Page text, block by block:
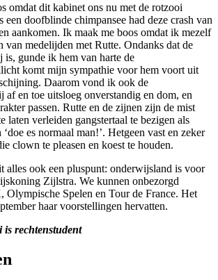
omdat dit kabinet ons nu met de rotzooi
een doofblinde chimpansee had deze crash van
aankomen. Ik maak me boos omdat ik mezelf
van medelijden met Rutte. Ondanks dat de
gunde ik hem van harte de
komt mijn sympathie voor hem voort uit
Daarom vond ik ook de
af en toe uitsloeg onverstandig en dom, en
passen. Rutte en de zijnen zijn de mist
laten verleiden gangstertaal te bezigen als
‘doe es normaal man!’. Hetgeen vast en zeker
clown te pleasen en koest te houden.
alles ook een pluspunt: onderwijsland is voor
Zijlstra. We kunnen onbezorgd
Olympische Spelen en Tour de France. Het
haar voorstellingen hervatten.
rechtenstudent